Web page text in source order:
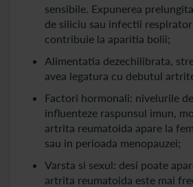
sensibile. Expunerea
de siliciu sau infectii
contribuie la aparitia bolii;
Alimentatia dezechilibrata,
avea legatura cu debutul
Factori hormonali: nivelurile
influenteze raspunsul imun,
artrita reumatoida apare la
sau in perioada menopauzei;
Varsta si sexul: desi poate
artrita reumatoida este mai